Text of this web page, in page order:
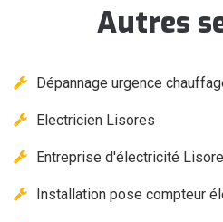
Autres
Dépannage urgence
Electricien Lisores
Entreprise d'électricité
Installation pose compteur